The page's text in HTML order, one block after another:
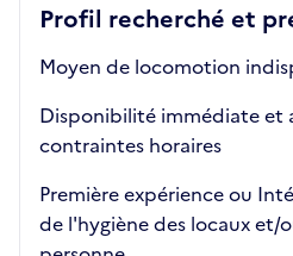
Profil recherché et
Moyen de locomotion
Disponibilité immédiate et
contraintes horaires
Première expérience ou
de l'hygiène des locaux et/